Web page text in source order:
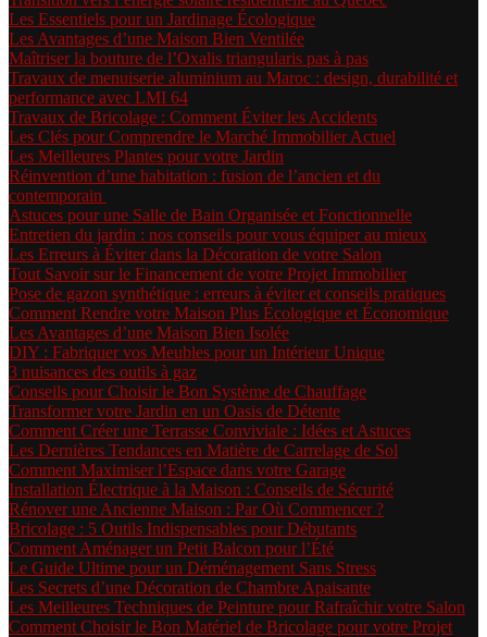
Les Essentiels pour un Jardinage Écologique
Les Avantages d’une Maison Bien Ventilée
Maîtriser la bouture de l’Oxalis triangularis pas à pas
Travaux de menuiserie aluminium au Maroc : design, durabilité et
performance avec LMI 64
Travaux de Bricolage : Comment Éviter les Accidents
Les Clés pour Comprendre le Marché Immobilier Actuel
Les Meilleures Plantes pour votre Jardin
Réinvention d’une habitation : fusion de l’ancien et du
contemporain
Astuces pour une Salle de Bain Organisée et Fonctionnelle
Entretien du jardin : nos conseils pour vous équiper au mieux
Les Erreurs à Éviter dans la Décoration de votre Salon
Tout Savoir sur le Financement de votre Projet Immobilier
Pose de gazon synthétique : erreurs à éviter et conseils pratiques
Comment Rendre votre Maison Plus Écologique et Économique
Les Avantages d’une Maison Bien Isolée
DIY : Fabriquer vos Meubles pour un Intérieur Unique
3 nuisances des outils à gaz
Conseils pour Choisir le Bon Système de Chauffage
Transformer votre Jardin en un Oasis de Détente
Comment Créer une Terrasse Conviviale : Idées et Astuces
Les Dernières Tendances en Matière de Carrelage de Sol
Comment Maximiser l’Espace dans votre Garage
Installation Électrique à la Maison : Conseils de Sécurité
Rénover une Ancienne Maison : Par Où Commencer ?
Bricolage : 5 Outils Indispensables pour Débutants
Comment Aménager un Petit Balcon pour l’Été
Le Guide Ultime pour un Déménagement Sans Stress
Les Secrets d’une Décoration de Chambre Apaisante
Les Meilleures Techniques de Peinture pour Rafraîchir votre Salon
Comment Choisir le Bon Matériel de Bricolage pour votre Projet